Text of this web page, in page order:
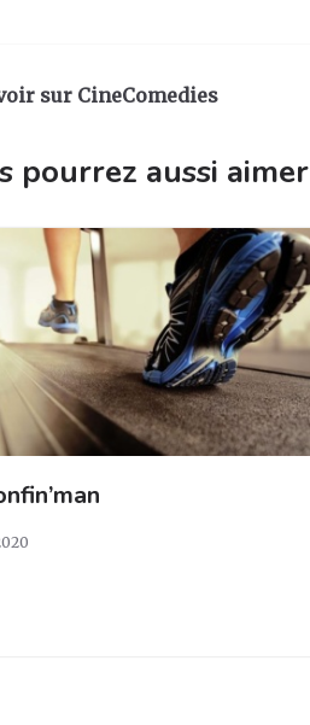
e
o
k
e
n
g
sur CineComedies
pourrez aussi aimer